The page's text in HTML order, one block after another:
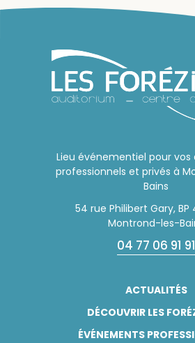
Lieu événementiel pour
professionnels et privés à
Bains
54 rue Philibert Gary, BP
Montrond-les-
04 77 06 91 91
ACTUALITÉS
DÉCOUVRIR LES
ÉVÉNEMENTS